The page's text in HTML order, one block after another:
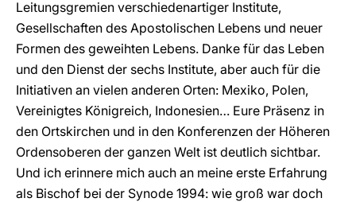
Leitungsgremien verschiedenartiger Institute,
Gesellschaften des Apostolischen Lebens und neuer
Formen des geweihten Lebens. Danke für das Leben
und den Dienst der sechs Institute, aber auch für die
Initiativen an vielen anderen Orten: Mexiko, Polen,
Vereinigtes Königreich, Indonesien… Eure Präsenz in
den Ortskirchen und in den Konferenzen der Höheren
Ordensoberen der ganzen Welt ist deutlich sichtbar.
Und ich erinnere mich auch an meine erste Erfahrung
als Bischof bei der Synode 1994: wie groß war doch